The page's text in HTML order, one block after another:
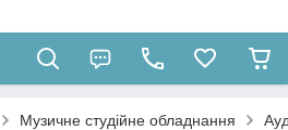
Музичне студійне обладнання